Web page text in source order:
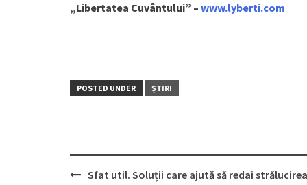
„Libertatea Cuvântului” – www.lyberti.com
POSTED UNDER ȘTIRI
Sfat util. Soluții care ajută să redai strălucirea